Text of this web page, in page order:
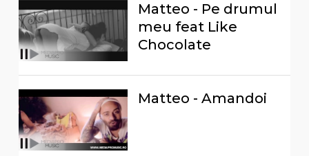
Matteo - Pe drumul
meu feat Like
Chocolate
Matteo - Amandoi